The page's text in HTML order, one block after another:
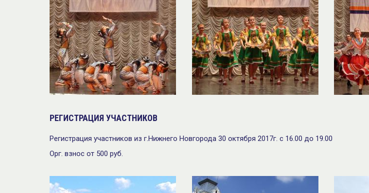
РЕГИСТРАЦИЯ УЧАСТНИКОВ
Регистрация участников из г.Нижнего Новгорода 30 октября 2017г. с 16.00 до 19.00
Орг. взнос от 500 руб.